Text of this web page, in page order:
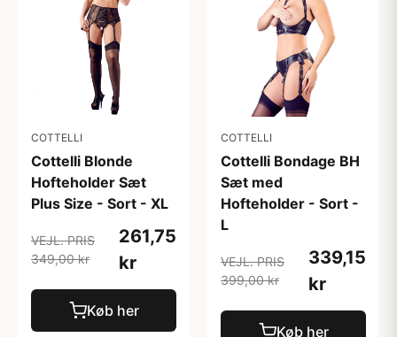
COTTELLI
Cottelli Blonde
Hofteholder Sæt
Plus Size - Sort - XL
VEJL. PRIS
349,00 kr
261,75
kr
Køb her
COTTELLI
Cottelli Bondage BH
Sæt med
Hofteholder - Sort -
L
VEJL. PRIS
399,00 kr
339,15
kr
Køb her